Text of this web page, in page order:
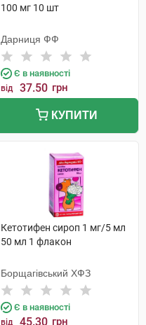
100 мг 10 шт
Дарниця ФФ
Є в наявності
від 37.50 грн
КУПИТИ
Кетотифен сироп 1 мг/5 мл
50 мл 1 флакон
Борщагівський ХФЗ
Є в наявності
від 45.30 грн